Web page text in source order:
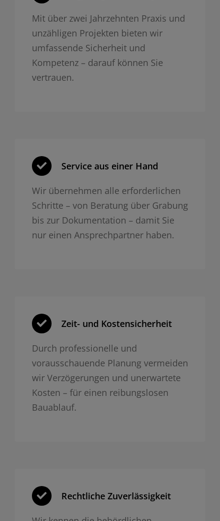
Mit über zwei Jahrzehnten Praxis und
unzähligen Projekten bieten wir
umfassende Sicherheit und
Kompetenz – darauf können Sie
vertrauen.
Service aus einer Hand
Wir übernehmen alle erforderlichen
Schritte – von Beratung über Grabung
bis zur Dokumentation – damit Sie
nur einen Ansprechpartner haben.
Zeit- und Kosten­sicherheit
Durch professionelle und
vorausschauende Planung vermeiden
wir Verzögerungen und unerwartete
Kosten – für einen reibungslosen
Bauablauf.
Rechtliche Zuverlässigkeit